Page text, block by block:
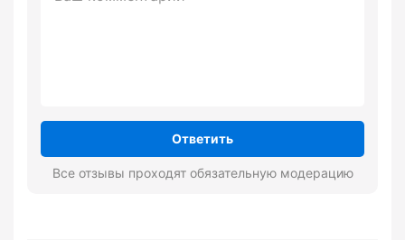
Ответить
Все отзывы проходят обязательную модерацию